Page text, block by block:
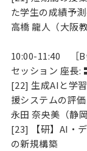
た学生の成績予
高橋 龍人（大阪
10:00-11:40 ［B
セッション 座長:
[22] 生成AIと学
援システムの評価
永田 奈央美（静
[23] 【研】AI・
の新規構築